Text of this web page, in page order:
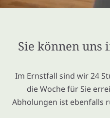
Sie können
Im Ernstfall sind wir 24
die Woche für Sie
Abholungen ist ebenfalls